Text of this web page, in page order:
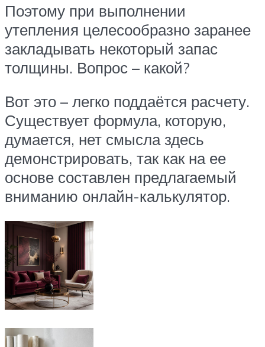
Поэтому при выполнении
утепления целесообразно заранее
закладывать некоторый запас
толщины. Вопрос – какой?
Вот это – легко поддаётся расчету.
Существует формула, которую,
думается, нет смысла здесь
демонстрировать, так как на ее
основе составлен предлагаемый
вниманию онлайн-калькулятор.